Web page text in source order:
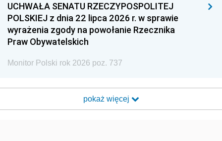
UCHWAŁA SENATU RZECZYPOSPOLITEJ
POLSKIEJ z dnia 22 lipca 2026 r. w sprawie
wyrażenia zgody na powołanie Rzecznika
Praw Obywatelskich
Monitor Polski rok 2026 poz. 737
pokaż więcej